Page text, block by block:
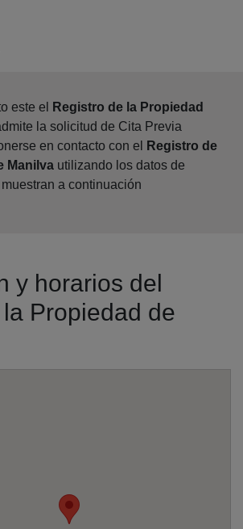
este el
Registro de la Propiedad
la solicitud de Cita Previa
en contacto con el
Registro de
Manilva utilizando los datos de
a continuación
y horarios del
Propiedad de